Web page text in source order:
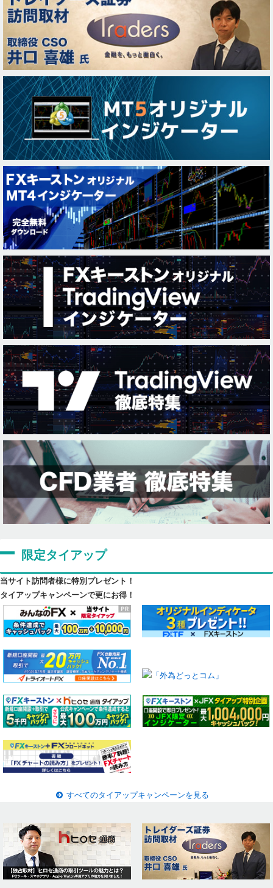
限定タイアップ
当サイト訪問者様に特別プレゼント！
タイアップキャンペーンで更にお得！
すべてのタイアップキャンペーンを見る